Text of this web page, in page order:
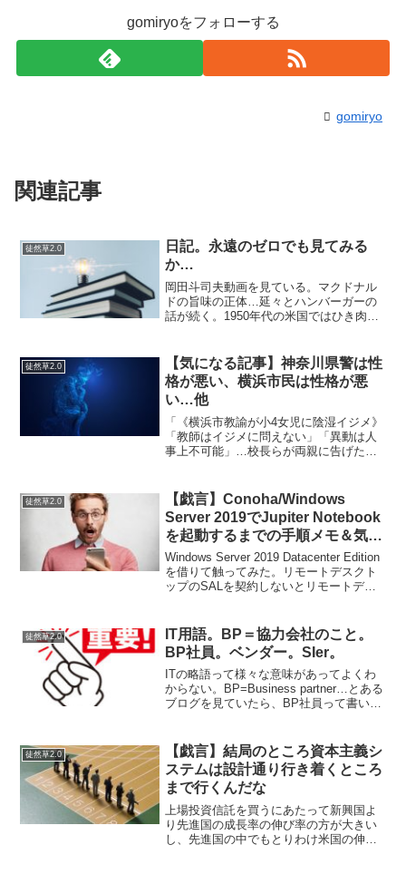
gomiryoをフォローする
gomiryo
関連記事
徒然草2.0
日記。永遠のゼロでも見てみる
か…
岡田斗司夫動画を見ている。マクドナル
ドの旨味の正体…延々とハンバーガーの
話が続く。1950年代の米国ではひき肉に
成立させる要素としてマストではなかっ
た。ハンバーガーの重...
徒然草2.0
【気になる記事】神奈川県警は性
格が悪い、横浜市民は性格が悪
い…他
「《横浜市教諭が小4女児に陰湿イジメ》
「教師はイジメに問えない」「異動は人
事上不可能」…校長らが両親に告げた言
か…て知り合いもいるので大きな声では
言えないが、ブラッ...
徒然草2.0
【戯言】Conoha/Windows
Server 2019でJupiter Notebook
を起動するまでの手順メモ＆気付
いたこと
Windows Server 2019 Datacenter Edition
を借りて触ってみた。リモートデスクト
ップのSALを契約しないとリモートデス
えるっぽい。コン...
徒然草2.0
IT用語。BP＝協力会社のこと。
BP社員。ベンダー。SIer。
ITの略語って様々な意味があってよくわ
からない。BP=Business partner…とある
ブログを見ていたら、BP社員って書いて
うところの協力会社社員のことを言う...
徒然草2.0
【戯言】結局のところ資本主義シ
ステムは設計通り行き着くところ
まで行くんだな
上場投資信託を買うにあたって新興国よ
り先進国の成長率の伸び率の方が大きい
し、先進国の中でもとりわけ米国の伸び